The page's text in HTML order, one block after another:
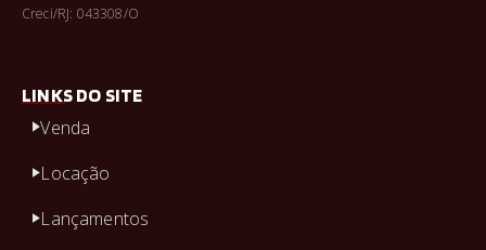
Creci/RJ: 043308/O
LINKS DO SITE
Venda
Locação
Lançamentos